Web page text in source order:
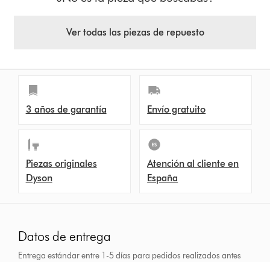
Ver todas las piezas de repuesto
3 años de garantía Envío gratuito
Piezas originales
Dyson
Atención al cliente en
España
Datos de entrega
Entrega estándar entre 1-5 días para pedidos realizados antes